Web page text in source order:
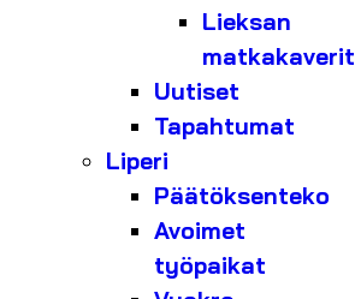
Lieksan
matkakaverit
Uutiset
Tapahtumat
Liperi
Päätöksenteko
Avoimet
työpaikat